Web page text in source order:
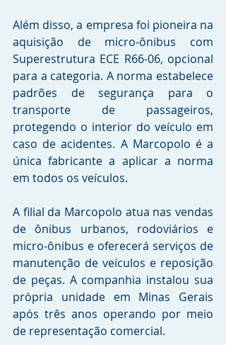
Além disso, a empresa foi pioneira na
aquisição de micro-ônibus com
Superestrutura ECE R66-06, opcional
para a categoria. A norma estabelece
padrões de segurança para o
transporte de passageiros,
protegendo o interior do veículo em
caso de acidentes. A Marcopolo é a
única fabricante a aplicar a norma
em todos os veículos.
A filial da Marcopolo atua nas vendas
de ônibus urbanos, rodoviários e
micro-ônibus e oferecerá serviços de
manutenção de veículos e reposição
de peças. A companhia instalou sua
própria unidade em Minas Gerais
após três anos operando por meio
de representação comercial.